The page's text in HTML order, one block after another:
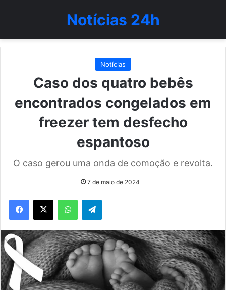
Notícias 24h
Notícias
Caso dos quatro bebês
encontrados congelados em
freezer tem desfecho
espantoso
O caso gerou uma onda de comoção e revolta.
7 de maio de 2024
WhatsAppTelegram